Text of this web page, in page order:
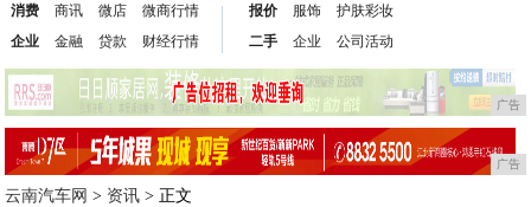
消费
企业
商讯
金融
微店
贷款
微商行情
财经行情
报价
二手
服饰
企业
护肤彩妆
公司活动
广告
广告
云南汽车网 > 资讯 > 正文